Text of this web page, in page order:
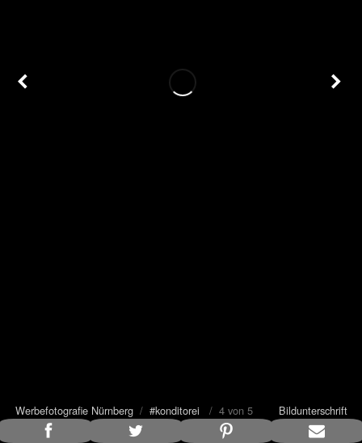
Werbefotografie Nürnberg/ #konditorei / 4 von 5 Bildunterschrift
anzeigen